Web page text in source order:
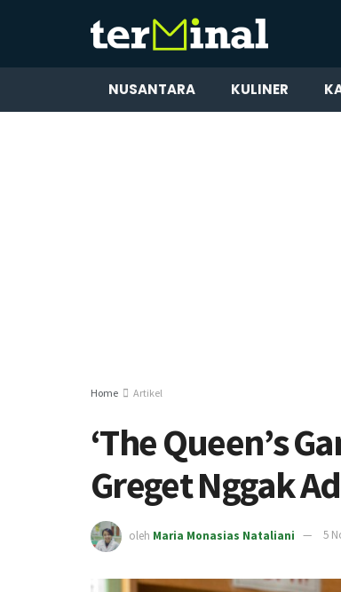
NUSANTARA KULINER
Home Artikel
‘The Queen’s
Greget Nggak
oleh Maria Monasias Nataliani 5